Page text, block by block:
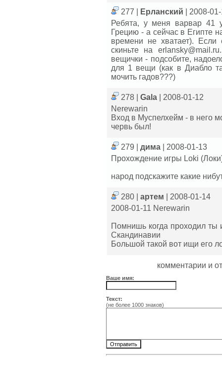
277 | Ерланский
| 2008-
Ребята, у меня варвар 41
Грецию - а сейчас в Египте
времени не хватает).
скиньте на
вещички - подсобите,
для 1 вещи (как в Диабло
мочить гадов???)
278 | Gala
| 2008-01-12
Nerewarin
Вход в Муспелхейм - в него
червь был!
279 | дима
| 2008-01-13
Прохождение игры Loki
народ подскажите какие
280 | артем
| 2008-01-14
2008-01-11 Nerewarin
Помнишь когда проходил ты
Скандинавии
Большой такой вот ищи его
комментарии и
Ваше имя:
Текст:
(не более 1000 знаков)